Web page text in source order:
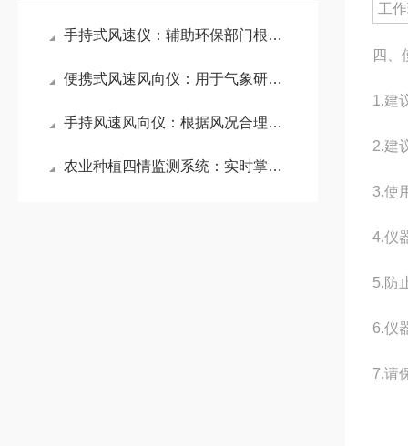
手持式风速仪：辅助环保部门根据风速信息制定污染治理措施和应急预案
便携式风速风向仪：用于气象研究，便捷获取风数据为天气分析提供依据
手持风速风向仪：根据风况合理安排灌溉时间、农药喷洒方向等农事操作
农业种植四情监测系统：实时掌握作物长势与土壤墒情，提升粮食单产水平
工
四、
1.建
2.建
3.使
4.仪
5.防
6.仪
7.请